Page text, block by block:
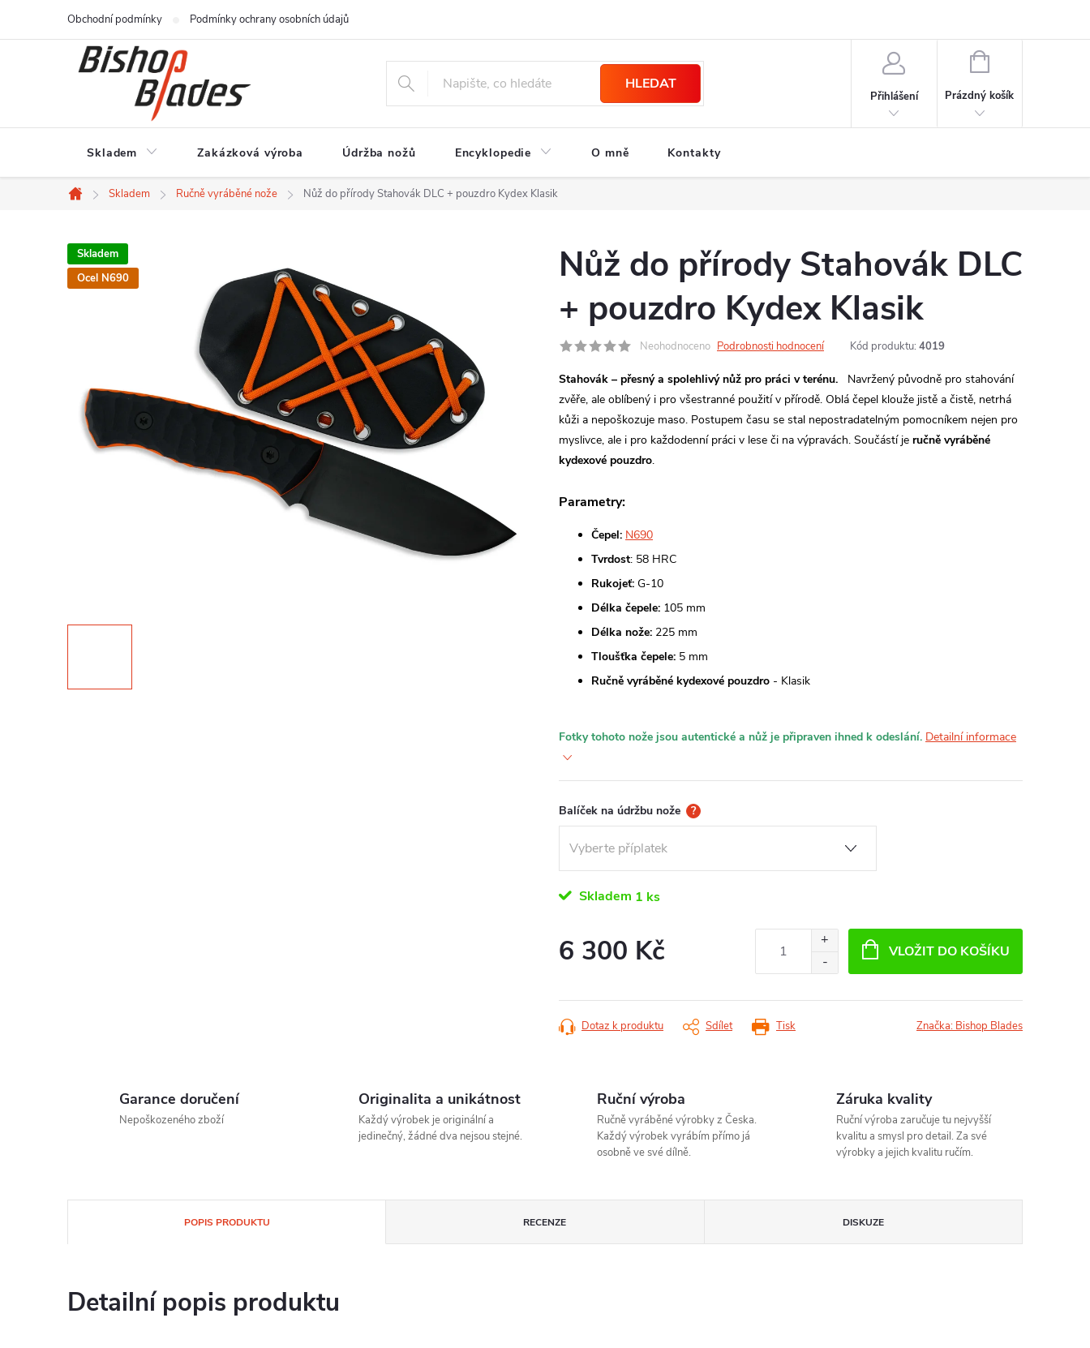
Obchodní podmínky Podmínky ochrany osobních údajů
HLEDAT
Přihlášení
NÁKUPNÍ
Prázdný košík
Skladem Zakázková výroba Údržba nožů Encyklopedie O mně Kontakty
Domů
Skladem Ručně vyráběné nože Nůž do přírody Stahovák DLC + pouzdro Kydex Klasik
Skladem
Ocel N690
Nůž do přírody Stahovák DLC
+ pouzdro Kydex Klasik
Neohodnoceno Podrobnosti hodnocení Kód produktu: 4019
Stahovák – přesný a spolehlivý nůž pro práci v terénu.
Navržený původně pro stahování
zvěře, ale oblíbený i pro všestranné použití v přírodě. Oblá čepel klouže jistě a čistě, netrhá
kůži a nepoškozuje maso. Postupem času se stal nepostradatelným pomocníkem nejen pro
myslivce, ale i pro každodenní práci v lese či na výpravách. Součástí je ručně vyráběné
kydexové pouzdro.
Parametry:
Čepel: N690
Tvrdost: 58 HRC
Rukojeť: G-10
Délka čepele: 105 mm
Délka nože: 225 mm
Tloušťka čepele: 5 mm
Ručně vyráběné kydexové pouzdro - Klasik
Fotky tohoto nože jsou autentické a nůž je připraven ihned k odeslání. Detailní informace
Balíček na údržbu nože ?
Skladem 1 ks
6 300 Kč VLOŽIT DO KOŠÍKU
Tisk
Dotaz k produktu Sdílet Značka: Bishop Blades
Garance doručení
Nepoškozeného zboží
Originalita a unikátnost
Každý výrobek je originální a
jedinečný, žádné dva nejsou stejné.
Ruční výroba
Ručně vyráběné výrobky z Česka.
Každý výrobek vyrábím přímo já
osobně ve své dílně.
Záruka kvality
Ruční výroba zaručuje tu nejvyšší
kvalitu a smysl pro detail. Za své
výrobky a jejich kvalitu ručím.
POPIS PRODUKTU RECENZE DISKUZE
Detailní popis produktu